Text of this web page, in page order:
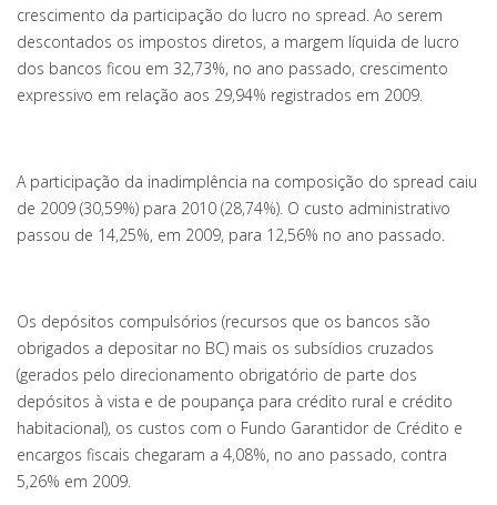
crescimento da participação do lucro no spread. Ao serem
descontados os impostos diretos, a margem líquida de lucro
dos bancos ficou em 32,73%, no ano passado, crescimento
expressivo em relação aos 29,94% registrados em 2009.
A participação da inadimplência na composição do spread caiu
de 2009 (30,59%) para 2010 (28,74%). O custo administrativo
passou de 14,25%, em 2009, para 12,56% no ano passado.
Os depósitos compulsórios (recursos que os bancos são
obrigados a depositar no BC) mais os subsídios cruzados
(gerados pelo direcionamento obrigatório de parte dos
depósitos à vista e de poupança para crédito rural e crédito
habitacional), os custos com o Fundo Garantidor de Crédito e
encargos fiscais chegaram a 4,08%, no ano passado, contra
5,26% em 2009.